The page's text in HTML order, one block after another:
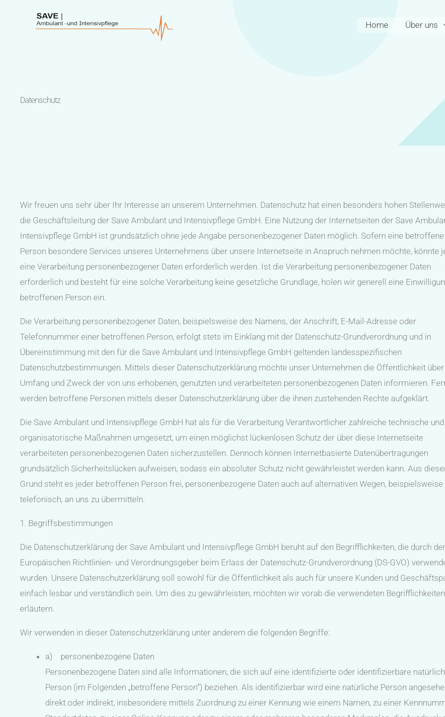
Home Über uns
Datenschutz
Wir freuen uns sehr über Ihr Interesse an unserem Unternehmen. Datenschutz hat einen besonders hohen
die Geschäftsleitung der Save Ambulant und Intensivpflege GmbH. Eine Nutzung der Internetseiten der Save
Intensivpflege GmbH ist grundsätzlich ohne jede Angabe personenbezogener Daten möglich. Sofern eine betroffene
Person besondere Services unseres Unternehmens über unsere Internetseite in Anspruch nehmen möchte, könnte
eine Verarbeitung personenbezogener Daten erforderlich werden. Ist die Verarbeitung personenbezogener Daten
erforderlich und besteht für eine solche Verarbeitung keine gesetzliche Grundlage, holen wir generell eine
betroffenen Person ein.
Die Verarbeitung personenbezogener Daten, beispielsweise des Namens, der Anschrift, E-Mail-Adresse oder
Telefonnummer einer betroffenen Person, erfolgt stets im Einklang mit der Datenschutz-Grundverordnung und in
Übereinstimmung mit den für die Save Ambulant und Intensivpflege GmbH geltenden landesspezifischen
Datenschutzbestimmungen. Mittels dieser Datenschutzerklärung möchte unser Unternehmen die Öffentlichkeit
Umfang und Zweck der von uns erhobenen, genutzten und verarbeiteten personenbezogenen Daten informieren.
werden betroffene Personen mittels dieser Datenschutzerklärung über die ihnen zustehenden Rechte aufgeklärt.
Die Save Ambulant und Intensivpflege GmbH hat als für die Verarbeitung Verantwortlicher zahlreiche technische und
organisatorische Maßnahmen umgesetzt, um einen möglichst lückenlosen Schutz der über diese Internetseite
verarbeiteten personenbezogenen Daten sicherzustellen. Dennoch können Internetbasierte Datenübertragungen
grundsätzlich Sicherheitslücken aufweisen, sodass ein absoluter Schutz nicht gewährleistet werden kann. Aus
Grund steht es jeder betroffenen Person frei, personenbezogene Daten auch auf alternativen Wegen, beispielsweise
telefonisch, an uns zu übermitteln.
1. Begriffsbestimmungen
Die Datenschutzerklärung der Save Ambulant und Intensivpflege GmbH beruht auf den Begrifflichkeiten, die durch
Europäischen Richtlinien- und Verordnungsgeber beim Erlass der Datenschutz-Grundverordnung (DS-GVO)
wurden. Unsere Datenschutzerklärung soll sowohl für die Öffentlichkeit als auch für unsere Kunden und
einfach lesbar und verständlich sein. Um dies zu gewährleisten, möchten wir vorab die verwendeten Begrifflichkeiten
erläutern.
Wir verwenden in dieser Datenschutzerklärung unter anderem die folgenden Begriffe:
a) personenbezogene Daten
Personenbezogene Daten sind alle Informationen, die sich auf eine identifizierte oder identifizierbare
Person (im Folgenden „betroffene Person“) beziehen. Als identifizierbar wird eine natürliche Person
direkt oder indirekt, insbesondere mittels Zuordnung zu einer Kennung wie einem Namen, zu einer